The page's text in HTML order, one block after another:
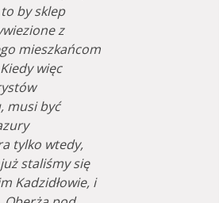
by sklep
z
mieszkańcom
więc
musi być
tylko wtedy,
staliśmy się
Kadzidłowie, i